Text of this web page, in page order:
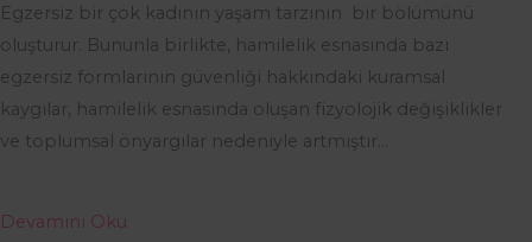
Egzersiz bir çok kadının yaşam tarzının bir bölümünü
oluşturur. Bununla birlikte, hamilelik esnasında bazı
egzersiz formlarının güvenliği hakkındaki kuramsal
kaygılar, hamilelik esnasında oluşan fizyolojik değişiklikler
ve toplumsal önyargılar nedeniyle artmıştır…
Devamını Oku